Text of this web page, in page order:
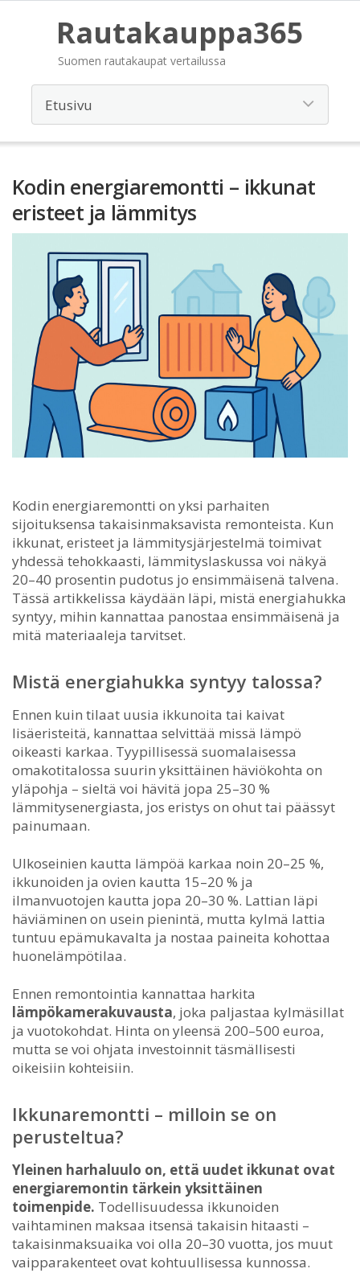
Rautakauppa365
Suomen rautakaupat vertailussa
Kodin energiaremontti – ikkunat
eristeet ja lämmitys
Kodin energiaremontti on yksi parhaiten
sijoituksensa takaisinmaksavista remonteista. Kun
ikkunat, eristeet ja lämmitysjärjestelmä toimivat
yhdessä tehokkaasti, lämmityslaskussa voi näkyä
20–40 prosentin pudotus jo ensimmäisenä talvena.
Tässä artikkelissa käydään läpi, mistä energiahukka
syntyy, mihin kannattaa panostaa ensimmäisenä ja
mitä materiaaleja tarvitset.
Mistä energiahukka syntyy talossa?
Ennen kuin tilaat uusia ikkunoita tai kaivat
lisäeristeitä, kannattaa selvittää missä lämpö
oikeasti karkaa. Tyypillisessä suomalaisessa
omakotitalossa suurin yksittäinen häviökohta on
yläpohja – sieltä voi hävitä jopa 25–30 %
lämmitysenergiasta, jos eristys on ohut tai päässyt
painumaan.
Ulkoseinien kautta lämpöä karkaa noin 20–25 %,
ikkunoiden ja ovien kautta 15–20 % ja
ilmanvuotojen kautta jopa 20–30 %. Lattian läpi
häviäminen on usein pienintä, mutta kylmä lattia
tuntuu epämukavalta ja nostaa paineita kohottaa
huonelämpötilaa.
Ennen remontointia kannattaa harkita
lämpökamerakuvausta, joka paljastaa kylmäsillat
ja vuotokohdat. Hinta on yleensä 200–500 euroa,
mutta se voi ohjata investoinnit täsmällisesti
oikeisiin kohteisiin.
Ikkunaremontti – milloin se on
perusteltua?
Yleinen harhaluulo on, että uudet ikkunat ovat
energiaremontin tärkein yksittäinen
toimenpide. Todellisuudessa ikkunoiden
vaihtaminen maksaa itsensä takaisin hitaasti –
takaisinmaksuaika voi olla 20–30 vuotta, jos muut
vaipparakenteet ovat kohtuullisessa kunnossa.